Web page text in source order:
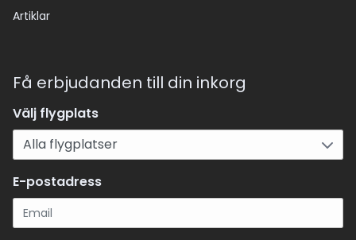
Artiklar
Få erbjudanden till din inkorg
Välj flygplats
E-postadress